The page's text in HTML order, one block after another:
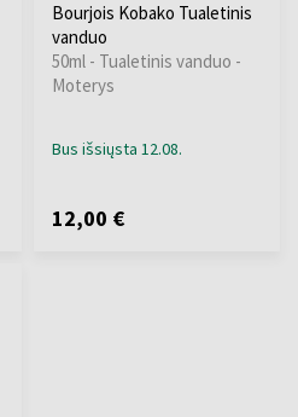
Bourjois Kobako Tualetinis
vanduo
50ml - Tualetinis vanduo -
Moterys
Bus išsiųsta 12.08.
12,00 €